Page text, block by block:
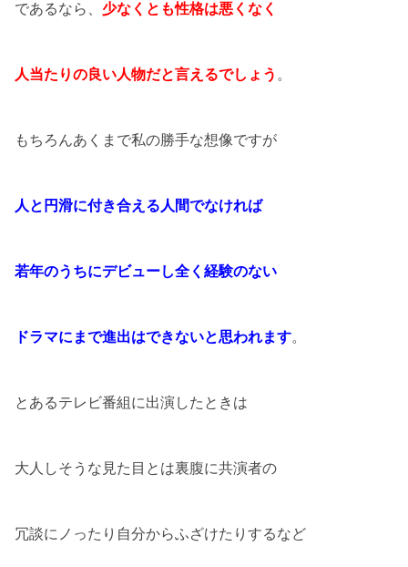
であるなら、 少なくとも性格は悪くなく
人当たりの良い人物だと言えるでしょう 。
もちろんあくまで私の勝手な想像ですが
人と円滑に付き合える人間でなければ
若年のうちにデビューし全く経験のない
ドラマにまで進出はできないと思われます。
とあるテレビ番組に出演したときは
大人しそうな見た目とは裏腹に共演者の
冗談にノったり自分からふざけたりするなど